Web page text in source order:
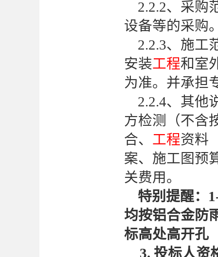
2.2.2、采购
设备等的采购
2.2.3、施工
安装工程和室
为准。并承担
2.2.4、其他
方检测（不含
合、 工程资料
案、施工图预
关费用。
特别提醒：
均按铝合金防
标高处高开孔
3. 投标人资